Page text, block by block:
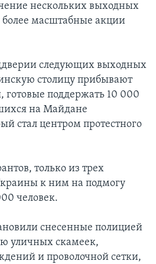
нескольких выходных
более масштабные акции
следующих выходных
столицу прибывают
поддержать 10 000
на Майдане
стал центром протестного
только из трех
к ним на подмогу
человек.
снесенные полицией
уличных скамеек,
и проволочной сетки,